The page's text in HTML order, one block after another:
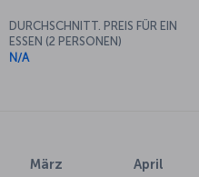
DURCHSCHNITT. PREIS FÜR EIN
ESSEN (2 PERSONEN)
N/A
März April